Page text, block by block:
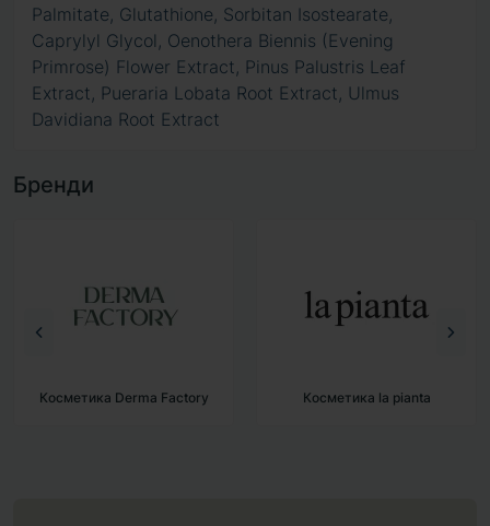
Palmitate, Glutathione, Sorbitan Isostearate,
Caprylyl Glycol, Oenothera Biennis (Evening
Primrose) Flower Extract, Pinus Palustris Leaf
Extract, Pueraria Lobata Root Extract, Ulmus
Davidiana Root Extract
Бренди
Косметика Derma Factory Косметика la pianta